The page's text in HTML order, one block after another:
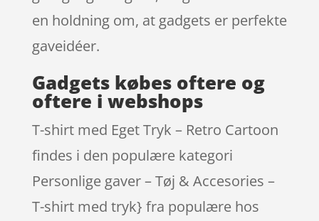
en holdning om, at gadgets er perfekte
gaveidéer.
Gadgets købes oftere og
oftere i webshops
T-shirt med Eget Tryk – Retro Cartoon
findes i den populære kategori
Personlige gaver – Tøj & Accesories –
T-shirt med tryk} fra populære hos